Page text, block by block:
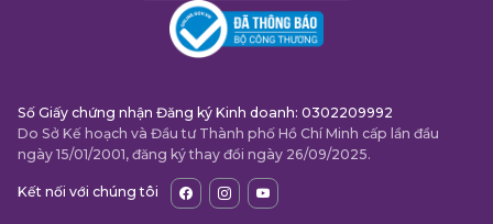
Số Giấy chứng nhận Đăng ký Kinh doanh: 0302209992
Do Sở Kế hoạch và Đầu tư Thành phố Hồ Chí Minh cấp lần đầu
ngày 15/01/2001, đăng ký thay đổi ngày 26/09/2025.
Kết nối với chúng tôi